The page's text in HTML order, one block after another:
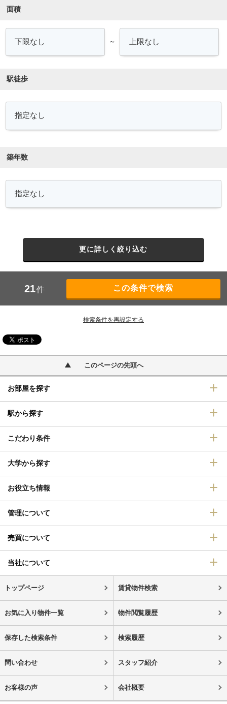
面積
～
駅徒歩
築年数
更に詳しく絞り込む
21件
検索条件を再設定する
このページの先頭へ
お部屋を探す
駅から探す
こだわり条件
大学から探す
お役立ち情報
管理について
売買について
当社について
トップページ 賃貸物件検索
お気に入り物件一覧 物件閲覧履歴
保存した検索条件 検索履歴
問い合わせ スタッフ紹介
お客様の声 会社概要